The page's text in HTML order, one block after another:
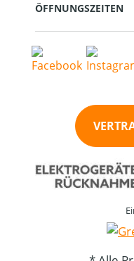
ÖFFNUNGSZEITEN